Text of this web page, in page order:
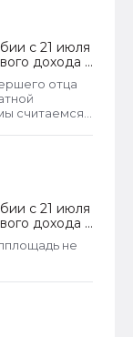
с 21 июля
дохода и
по месту
отца
считаемся
с 21 июля
дохода и
по местуне